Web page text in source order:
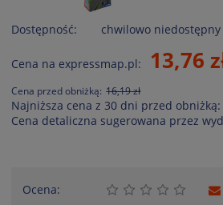
Dostępność: chwilowo niedostępny
Cena na expressmap.pl: 13,76
Cena przed obniżką: 16,19 zł
Najniższa cena z 30 dni przed obniżką:
Cena detaliczna sugerowana przez
Ocena: